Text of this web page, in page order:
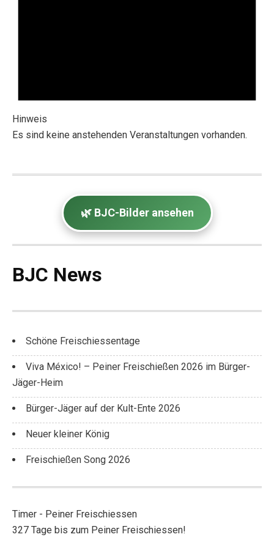
Hinweis
Es sind keine anstehenden Veranstaltungen vorhanden.
🌿 BJC-Bilder ansehen
BJC News
Schöne Freischiessentage
Viva México! – Peiner Freischießen 2026 im Bürger-
Jäger-Heim
Bürger-Jäger auf der Kult-Ente 2026
Neuer kleiner König
Freischießen Song 2026
Timer - Peiner Freischiessen
327 Tage bis zum Peiner Freischiessen!